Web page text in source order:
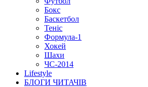
Бокс
Баскетбол
Теніс
Формула-1
Хокей
Шахи
ЧС-2014
Lifestyle
БЛОГИ ЧИТАЧІВ